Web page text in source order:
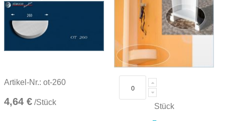
Artikel-Nr.: ot-260
4,64 € /Stück Stück